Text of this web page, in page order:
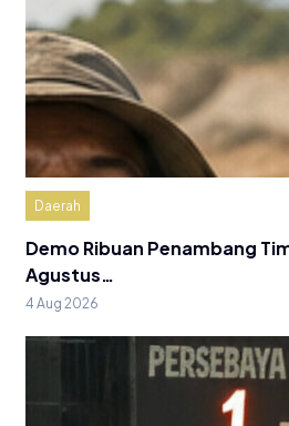
Daerah
Demo Ribuan Penambang
Agustus…
4 Aug 2026